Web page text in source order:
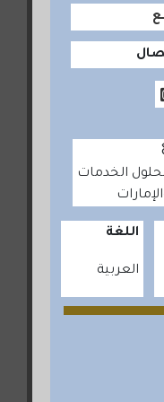
الخدمات
اللغة
العربية